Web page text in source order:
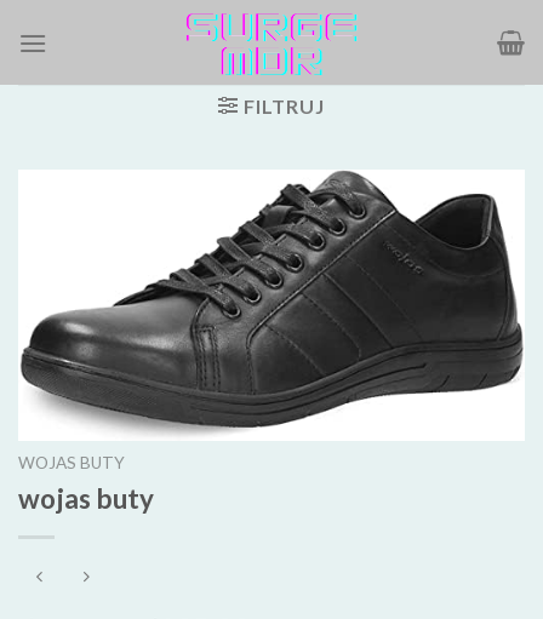
FILTRUJ
WOJAS BUTY
wojas buty